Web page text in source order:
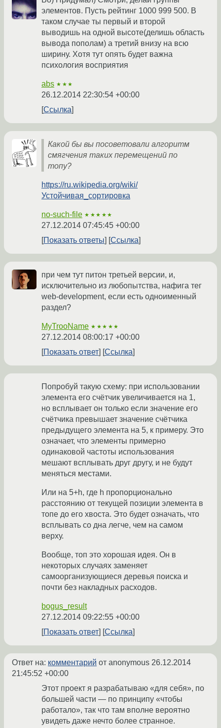
элементов. Пусть рейтинг 1000 999 500. В
таком случае ты первый и второй
выводишь на одной высоте(делишь область
вывода пополам) а третий внизу на всю
ширину. Хотя тут опять будет важна
психология восприятия
abs ★★★
26.12.2014 22:30:54 +00:00
Ссылка
Какой бы вы посоветовали алгоритм
смягчения таких перемещений по
топу?
https://ru.wikipedia.org/wiki/
Устойчивая_сортировка
no-such-file ★★★★★
27.12.2014 07:45:45 +00:00
Показать ответы
Ссылка
при чем тут питон третьей версии, и,
исключительно из любопытства, нафига тег
web-development, если есть одноименный
раздел?
MyTrooName ★★★★★
27.12.2014 08:00:17 +00:00
Показать ответ
Ссылка
Попробуй такую схему: при использовании
элемента его счётчик увеличивается на 1,
но всплывает он только если значение его
счётчика превышает значение счётчика
предыдущего элемента на 5, к примеру. Это
означает, что элементы примерно
одинаковой частоты использования
мешают всплывать друг другу, и не будут
меняться местами.
Или на 5+h, где h пропорционально
расстоянию от текущей позиции элемента в
топе до его хвоста. Это будет означать, что
всплывать со дна легче, чем на самом
верху.
Вообще, топ это хорошая идея. Он в
некоторых случаях заменяет
самоорганизующиеся деревья поиска и
почти без накладных расходов.
bogus_result
27.12.2014 09:22:55 +00:00
Показать ответ
Ссылка
Ответ на: комментарий от anonymous 26.12.2014
21:45:52 +00:00
Этот проект я разрабатываю «для себя», по
большей части — по принципу «чтобы
работало», так что там вполне вероятно
увидеть даже нечто более странное.